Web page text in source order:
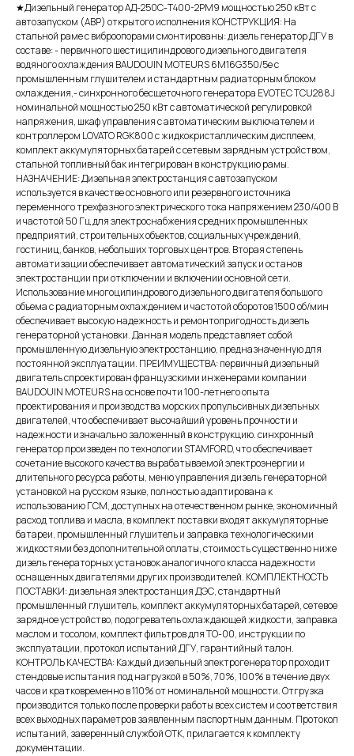
★Дизельный генератор АД-250С-Т400-2РМ9 мощностью 250 кВт с
автозапуском (АВР) открытого исполнения КОНСТРУКЦИЯ: На
стальной раме с виброопорами смонтированы: дизель генератор ДГУ в
составе: - первичного шестицилиндрового дизельного двигателя
водяного охлаждения BAUDOUIN MOTEURS 6М16G350/5e с
промышленным глушителем и стандартным радиаторным блоком
охлаждения,- синхронного бесщеточного генератора EVOTEC TCU288J
номинальной мощностью 250 кВт c автоматической регулировкой
напряжения, шкаф управления с автоматическим выключателем и
контроллером LOVATO RGK800 с жидкокристаллическим дисплеем,
комплект аккумуляторных батарей с сетевым зарядным устройством,
стальной топливный бак интегрирован в конструкцию рамы.
НАЗНАЧЕНИЕ: Дизельная электростанция с автозапуском
используется в качестве основного или резервного источника
переменного трехфазного электрического тока напряжением 230/400 В
и частотой 50 Гц для электроснабжения средних промышленных
предприятий, строительных объектов, социальных учреждений,
гостиниц, банков, небольших торговых центров. Вторая степень
автоматизации обеспечивает автоматический запуск и останов
электростанции при отключении и включении основной сети.
Использование многоцилиндрового дизельного двигателя большого
объема с радиаторным охлаждением и частотой оборотов 1500 об/мин
обеспечивает высокую надежность и ремонтопригодность дизель
генераторной установки. Данная модель представляет собой
промышленную дизельную электростанцию, предназначенную для
постоянной эксплуатации. ПРЕИМУЩЕСТВА: первичный дизельный
двигатель спроектирован французскими инженерами компании
BAUDOUIN MOTEURS на основе почти 100-летнего опыта
проектирования и производства морских пропульсивных дизельных
двигателей, что обеспечивает высочайший уровень прочности и
надежности изначально заложенный в конструкцию. синхронный
генератор произведен по технологии STAMFORD, что обеспечивает
сочетание высокого качества вырабатываемой электроэнергии и
длительного ресурса работы, меню управления дизель генераторной
установкой на русском языке, полностью адаптирована к
использованию ГСМ, доступных на отечественном рынке, экономичный
расход топлива и масла, в комплект поставки входят аккумуляторные
батареи, промышленный глушитель и заправка технологическими
жидкостями без дополнительной оплаты, стоимость существенно ниже
дизель генераторных установок аналогичного класса надежности
оснащенных двигателями других производителей. КОМПЛЕКТНОСТЬ
ПОСТАВКИ: дизельная электростанция ДЭС, стандартный
промышленный глушитель, комплект аккумуляторных батарей, сетевое
зарядное устройство, подогреватель охлаждающей жидкости, заправка
маслом и тосолом, комплект фильтров для ТО-00, инструкции по
эксплуатации, протокол испытаний ДГУ, гарантийный талон.
КОНТРОЛЬ КАЧЕСТВА: Каждый дизельный электрогенератор проходит
стендовые испытания под нагрузкой в 50%, 70%, 100% в течение двух
часов и кратковременно в 110% от номинальной мощности. Отгрузка
производится только после проверки работы всех систем и соответствия
всех выходных параметров заявленным паспортным данным. Протокол
испытаний, заверенный службой ОТК, прилагается к комплекту
документации.